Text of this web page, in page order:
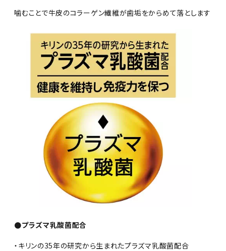
噛むことで牛皮のコラーゲン繊維が歯垢をからめて落とします
●プラズマ乳酸菌配合
・キリンの35年の研究から生まれたプラズマ乳酸菌配合